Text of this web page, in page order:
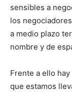
sensibles a
los
a medio plazo
nombre y de
Frente a ello
que estamos